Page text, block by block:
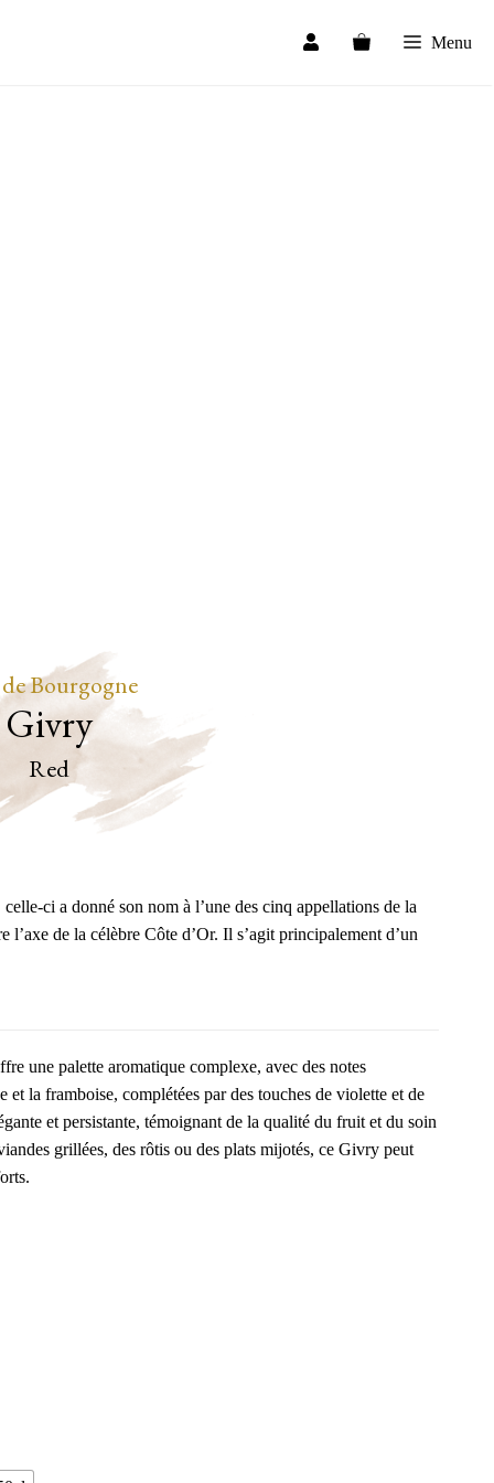
Menu
Bourgogne
Givry
Red
ci a donné son nom à l’une des cinq appellations de la
de la célèbre Côte d’Or. Il s’agit principalement d’un
une palette aromatique complexe, avec des notes
la framboise, complétées par des touches de violette et de
et persistante, témoignant de la qualité du fruit et du soin
grillées, des rôtis ou des plats mijotés, ce Givry peut
through